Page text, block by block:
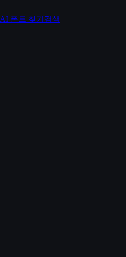
AI 폰트 찾기 검색